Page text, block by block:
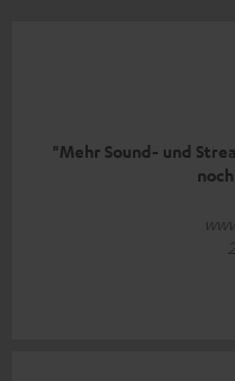
"Mehr Sound- und